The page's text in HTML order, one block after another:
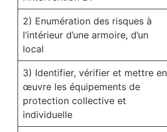
2) Enumération des risques à
l’intérieur d’une armoire, d’un
local
3) Identifier, vérifier et mettre en
œuvre les équipements de
protection collective et
individuelle